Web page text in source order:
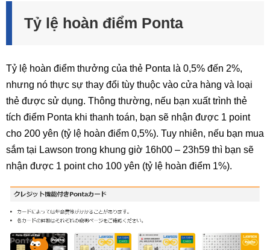
Tỷ lệ hoàn điểm Ponta
Tỷ lệ hoàn điểm thưởng của thẻ Ponta là 0,5% đến 2%,
nhưng nó thực sự thay đổi tùy thuộc vào cửa hàng và loại
thẻ được sử dụng. Thông thường, nếu bạn xuất trình thẻ
tích điểm Ponta khi thanh toán, bạn sẽ nhận được 1 point
cho 200 yên (tỷ lệ hoàn điểm 0,5%). Tuy nhiên, nếu bạn mua
sắm tại Lawson trong khung giờ 16h00 – 23h59 thì bạn sẽ
nhận được 1 point cho 100 yên (tỷ lệ hoàn điểm 1%).